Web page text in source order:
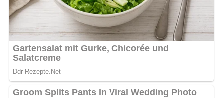
Pin mich!